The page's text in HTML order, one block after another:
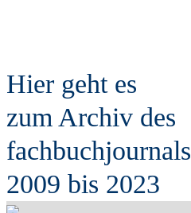
Hier geht es
zum Archiv des
fachbuchjournals
2009 bis 2023